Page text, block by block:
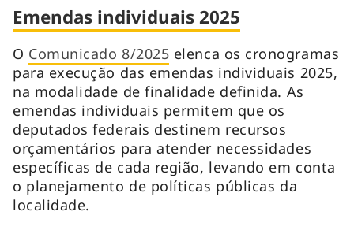
Emendas individuais 2025
O Comunicado 8/2025 elenca os cronogramas
para execução das emendas individuais 2025,
na modalidade de finalidade definida. As
emendas individuais permitem que os
deputados federais destinem recursos
orçamentários para atender necessidades
específicas de cada região, levando em conta
o planejamento de políticas públicas da
localidade.